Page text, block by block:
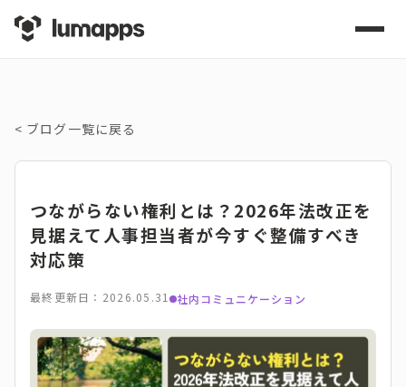
< ブログ一覧に戻る
つながらない権利とは？2026年法改正を
見据えて人事担当者が今すぐ整備すべき
対応策
最終更新日：2026.05.31 社内コミュニケーション